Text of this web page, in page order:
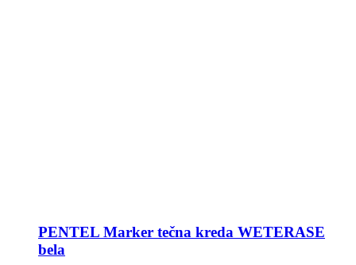
PENTEL Marker tečna kreda WETERASE
bela